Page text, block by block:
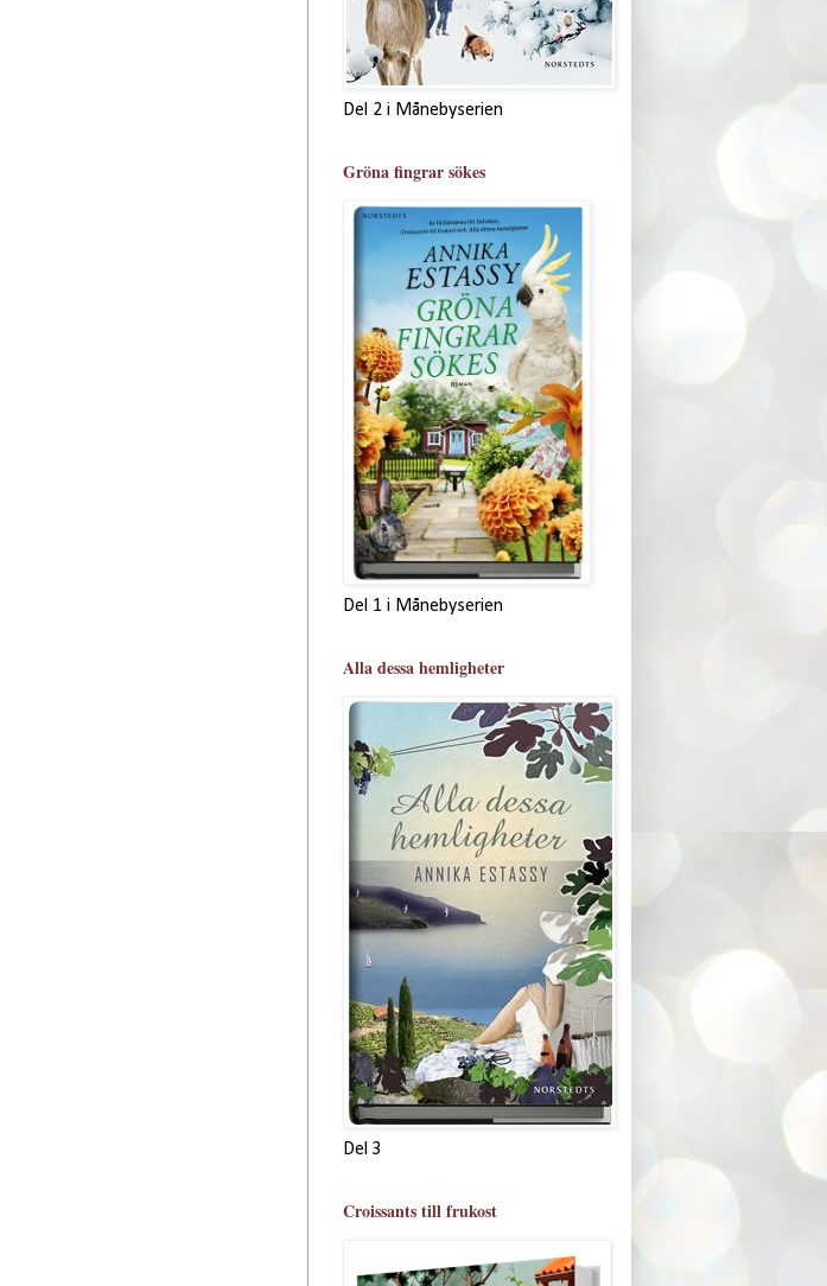
Del 2 i Månebyserien
Gröna fingrar sökes
Del 1 i Månebyserien
Alla dessa hemligheter
Del 3
Croissants till frukost